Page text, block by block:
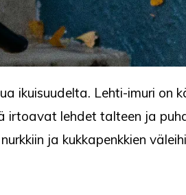
ikuisuudelta. Lehti-imuri on
irtoavat lehdet talteen ja
ja kukkapenkkien